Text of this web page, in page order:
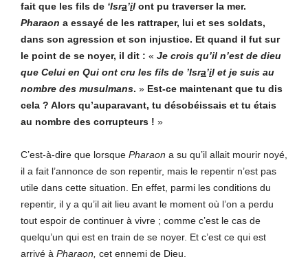
fait que les fils de ‘Isra’il ont pu traverser la mer.
Pharaon a essayé de les rattraper, lui et ses soldats,
dans son agression et son injustice. Et quand il fut sur
le point de se noyer, il dit : « Je crois qu’il n’est de dieu
que Celui en Qui ont cru les fils de ’Isra’il et je suis au
nombre des musulmans. » Est-ce maintenant que tu dis
cela ? Alors qu’auparavant, tu désobéissais et tu étais
au nombre des corrupteurs ! »
C’est-à-dire que lorsque Pharaon a su qu’il allait mourir noyé,
il a fait l’annonce de son repentir, mais le repentir n’est pas
utile dans cette situation. En effet, parmi les conditions du
repentir, il y a qu’il ait lieu avant le moment où l’on a perdu
tout espoir de continuer à vivre ; comme c’est le cas de
quelqu’un qui est en train de se noyer. Et c’est ce qui est
arrivé à Pharaon, cet ennemi de Dieu.